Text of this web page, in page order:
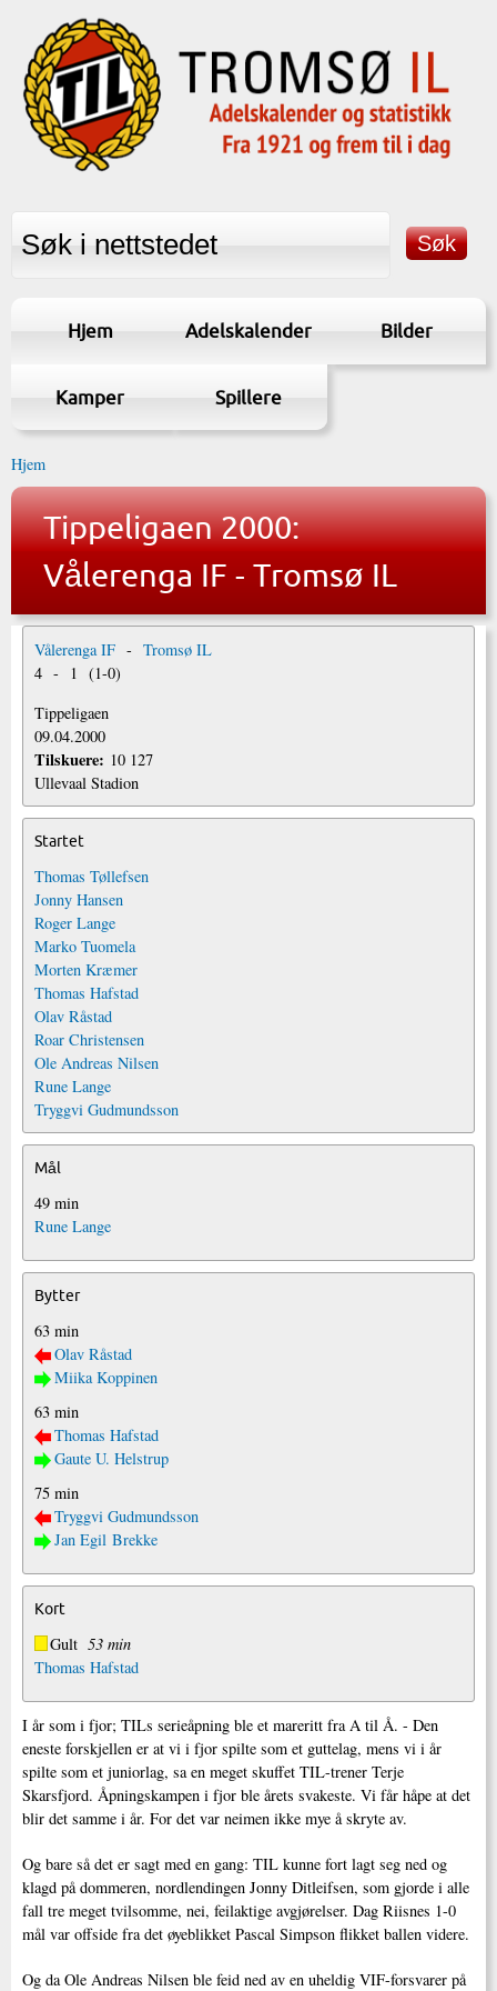
Hjem Adelskalender Bilder
Kamper Spillere
Hjem
Tippeligaen 2000:
Vålerenga IF - Tromsø IL
Vålerenga IF - Tromsø IL
4 - 1 (1-0)
Tippeligaen
09.04.2000
Tilskuere: 10 127
Ullevaal Stadion
Startet
Thomas Tøllefsen
Jonny Hansen
Roger Lange
Marko Tuomela
Morten Kræmer
Thomas Hafstad
Olav Råstad
Roar Christensen
Ole Andreas Nilsen
Rune Lange
Tryggvi Gudmundsson
Mål
49 min
Rune Lange
Bytter
63 min
Olav Råstad
Miika Koppinen
63 min
Thomas Hafstad
Gaute U. Helstrup
75 min
Tryggvi Gudmundsson
Jan Egil Brekke
Kort
Gult 53 min
Thomas Hafstad
I år som i fjor; TILs serieåpning ble et mareritt fra A til Å. - Den
eneste forskjellen er at vi i fjor spilte som et guttelag, mens vi i år
spilte som et juniorlag, sa en meget skuffet TIL-trener Terje
Skarsfjord. Åpningskampen i fjor ble årets svakeste. Vi får håpe at det
blir det samme i år. For det var neimen ikke mye å skryte av.
Og bare så det er sagt med en gang: TIL kunne fort lagt seg ned og
klagd på dommeren, nordlendingen Jonny Ditleifsen, som gjorde i alle
fall tre meget tvilsomme, nei, feilaktige avgjørelser. Dag Riisnes 1-0
mål var offside fra det øyeblikket Pascal Simpson flikket ballen videre.
Og da Ole Andreas Nilsen ble feid ned av en uheldig VIF-forsvarer på